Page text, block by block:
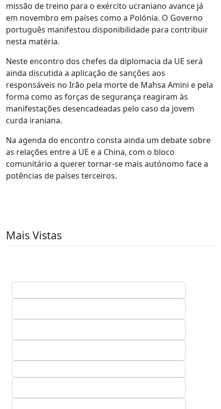
missão de treino para o exército ucraniano avance já
em novembro em países como a Polónia. O Governo
português manifestou disponibilidade para contribuir
nesta matéria.
Neste encontro dos chefes da diplomacia da UE será
ainda discutida a aplicação de sanções aos
responsáveis no Irão pela morte de Mahsa Amini e pela
forma como as forças de segurança reagiram às
manifestações desencadeadas pelo caso da jovem
curda iraniana.
Na agenda do encontro consta ainda um debate sobre
as relações entre a UE e a China, com o bloco
comunitário a querer tornar-se mais autónomo face a
potências de países terceiros.
Mais Vistas